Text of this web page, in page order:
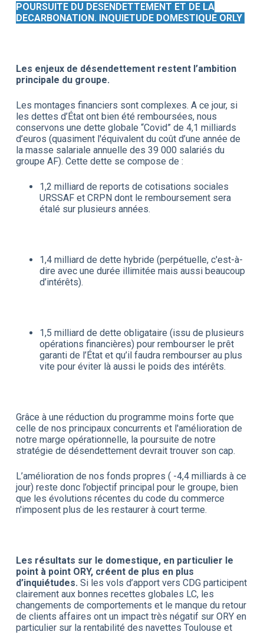
POURSUITE DU DESENDETTEMENT ET DE LA
DECARBONATION. INQUIETUDE DOMESTIQUE ORLY
Les enjeux de désendettement restent l’ambition
principale du groupe.
Les montages financiers sont complexes. A ce jour, si
les dettes d’État ont bien été remboursées, nous
conservons une dette globale “Covid” de 4,1 milliards
d’euros (quasiment l'équivalent du coût d’une année de
la masse salariale annuelle des 39 000 salariés du
groupe AF). Cette dette se compose de :
1,2 milliard de reports de cotisations sociales
URSSAF et CRPN dont le remboursement sera
étalé sur plusieurs années.
1,4 milliard de dette hybride (perpétuelle, c'est-à-
dire avec une durée illimitée mais aussi beaucoup
d’intérêts).
1,5 milliard de dette obligataire (issu de plusieurs
opérations financières) pour rembourser le prêt
garanti de l’État et qu’il faudra rembourser au plus
vite pour éviter là aussi le poids des intérêts.
Grâce à une réduction du programme moins forte que
celle de nos principaux concurrents et l'amélioration de
notre marge opérationnelle, la poursuite de notre
stratégie de désendettement devrait trouver son cap.
L’amélioration de nos fonds propres ( -4,4 milliards à ce
jour) reste donc l’objectif principal pour le groupe, bien
que les évolutions récentes du code du commerce
n'imposent plus de les restaurer à court terme.
Les résultats sur le domestique, en particulier le
point à point ORY, créent de plus en plus
d’inquiétudes. Si les vols d’apport vers CDG participent
clairement aux bonnes recettes globales LC, les
changements de comportements et le manque du retour
de clients affaires ont un impact très négatif sur ORY en
particulier sur la rentabilité des navettes Toulouse et